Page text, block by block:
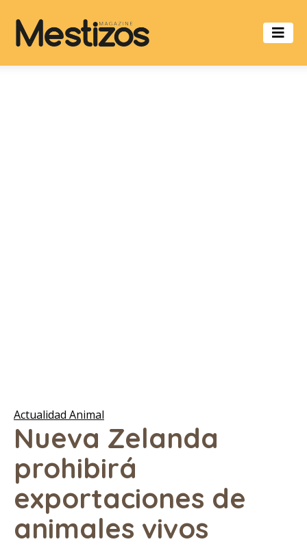
Actualidad Animal
Nueva Zelanda
prohibirá
exportaciones de
animales vivos